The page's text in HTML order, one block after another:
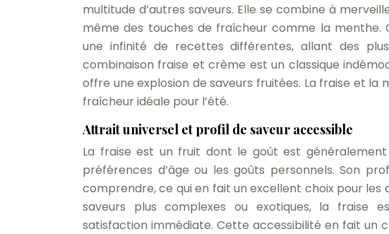
multitude d’autres saveurs. Elle se combine à
même des touches de fraîcheur comme la
une infinité de recettes différentes, allant des
combinaison fraise et crème est un classique
offre une explosion de saveurs fruitées. La fraise et
fraîcheur idéale pour l’été.
Attrait universel et profil de saveur accessible
La fraise est un fruit dont le goût est
préférences d’âge ou les goûts personnels. Son
comprendre, ce qui en fait un excellent choix pour
saveurs plus complexes ou exotiques, la fraise
satisfaction immédiate. Cette accessibilité en fait un